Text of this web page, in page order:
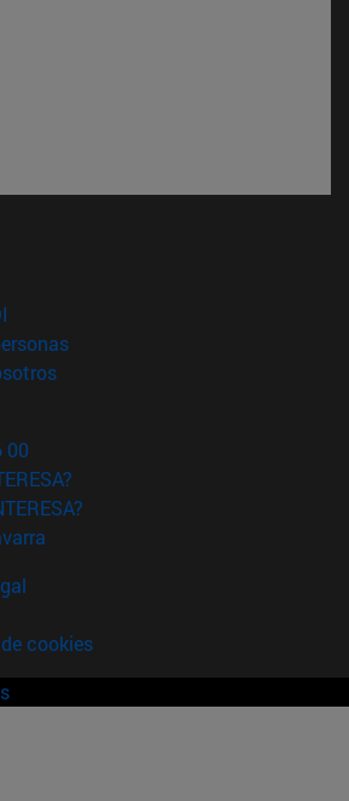
nueva ventana)
(abre en nueva ventana)
(abre en nueva ventana)
00
cookies